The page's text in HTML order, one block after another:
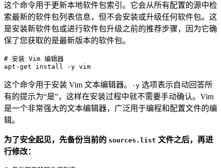
这个命令用于更新本地软件包索引。它会从所有配置的源中检
索最新的软件包列表信息，但不会安装或升级任何软件包。这
是安装新软件包或进行软件包升级之前的推荐步骤，因为它确
保了您获取的是最新版本的软件包。
# 安装 Vim 编辑器
apt-get
这个命令用于安装 Vim 文本编辑器。 -y 选项表示自动回答所
有的提示为“是”，这样在安装过程中就不需要手动确认。Vim
是一个非常强大的文本编辑器，广泛用于编程和配置文件的编
辑。
为了安全起见，先备份当前的 sources.list 文件之后，再进
行修改：